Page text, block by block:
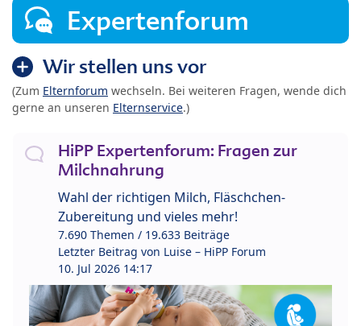
Expertenforum
Wir stellen uns vor
(Zum Elternforum wechseln. Bei weiteren Fragen, wende dich
gerne an unseren Elternservice.)
HiPP Expertenforum: Fragen zur
Milchnahrung
Wahl der richtigen Milch, Fläschchen-
Zubereitung und vieles mehr!
7.690 Themen / 19.633 Beiträge
Letzter Beitrag von Luise – HiPP Forum
10. Jul 2026 14:17